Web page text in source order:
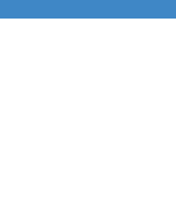
2:43 (PDT IDŐZÓNA